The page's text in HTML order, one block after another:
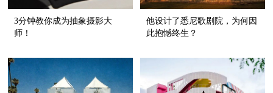
3分钟教你成为抽象摄影大
师！
他设计了悉尼歌剧院，为何因
此抱憾终生？